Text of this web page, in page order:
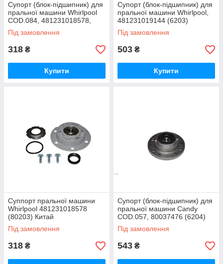
Супорт (блок-підшипник) для
пральної машини Whirlpool
COD.084, 481231018578,
481231019144 (6203)
Під замовлення
318 ₴
Купити
Супорт (блок-підшипник) для
пральної машини Whirlpool,
481231019144 (6203)
Під замовлення
503 ₴
Купити
Суппорт пральної машини
Whirlpool 481231018578
(80203) Китай
Під замовлення
318 ₴
Супорт (блок-підшипник) для
пральної машини Candy
COD.057, 80037476 (6204)
Під замовлення
543 ₴